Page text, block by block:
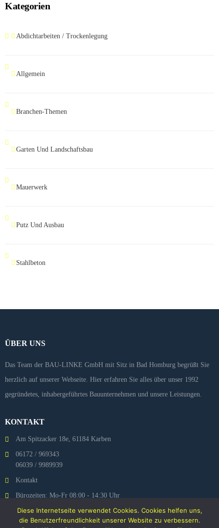
Kategorien
Abdichtarbeiten / Trockenlegung
Allgemein
Branchen-Themen
Garten Und Landschaftsbau
Mauerwerk
Putz Und Ausbau
Stahlbeton
ÜBER UNS
Das Team der BAU-LINKE GmbH mit Sitz in Bad Homburg begrüßt Sie
herzlich auf unserer Webseite. Hier erfahren Sie alles über unser 1992
gegründetes, inhabergeführtes Bauunternehmen und unsere Leistungen.
KONTAKT
Am Spitzacker 18e, 61184 Karben
06172 / 969343
06039 / 9989939
Kontakt
Bürozeiten: Mo-Fr 08:00 - 14:30 Uhr
Bau-Linke auf INSTAGRAM
Diese Internetseite verwendet Cookies. Cookies helfen uns,
die Benutzerfreundlichkeit unserer Website zu verbessern.